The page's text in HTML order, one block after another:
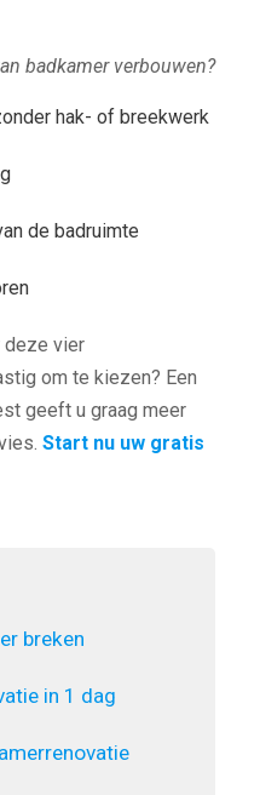
badkamer verbouwen?
hak- of breekwerk
de badruimte
deze vier
om te kiezen? Een
geeft u graag meer
Start nu uw gratis
breken
in 1 dag